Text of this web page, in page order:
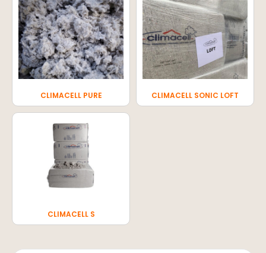
CLIMACELL PURE CLIMACELL SONIC LOFT
CLIMACELL S